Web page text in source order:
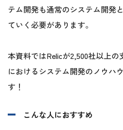
テム開発も通常のシステム開発
ていく必要があります。
本資料ではRelicが2,500社以上
におけるシステム開発のノウハ
す！
こんな人におすすめ